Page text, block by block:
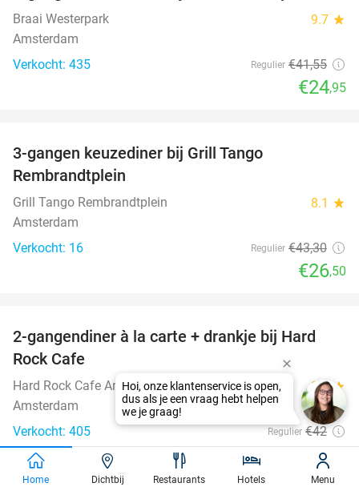
Braai Westerpark 9.7 star
Amsterdam
Verkocht: 435
Regulier €41,55
€24,95
3-gangen keuzediner bij Grill Tango
Rembrandtplein
Grill Tango Rembrandtplein 8.1 star
Amsterdam
Verkocht: 16
Regulier €43,30
€26,50
30%
2-gangendiner à la carte + drankje bij Hard
Rock Cafe
Hard Rock Cafe Amsterdam 9.5star
Amsterdam
Verkocht: 405
Regulier €42
€29
favorite_border
Home Dichtbij Restaurants Hotels Menu
Hoi, onze klantenservice is open,
dus als je een vraag hebt helpen
we je graag!